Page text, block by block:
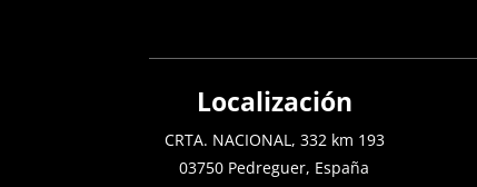
Localización
CRTA. NACIONAL, 332 km 193
03750 Pedreguer, España